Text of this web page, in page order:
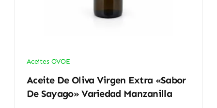
Aceites OVOE
Aceite De Oliva Virgen Extra «Sabor
De Sayago» Variedad Manzanilla